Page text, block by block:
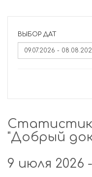
ВЫБОР ДАТ
"Добрый
9 июля 2026